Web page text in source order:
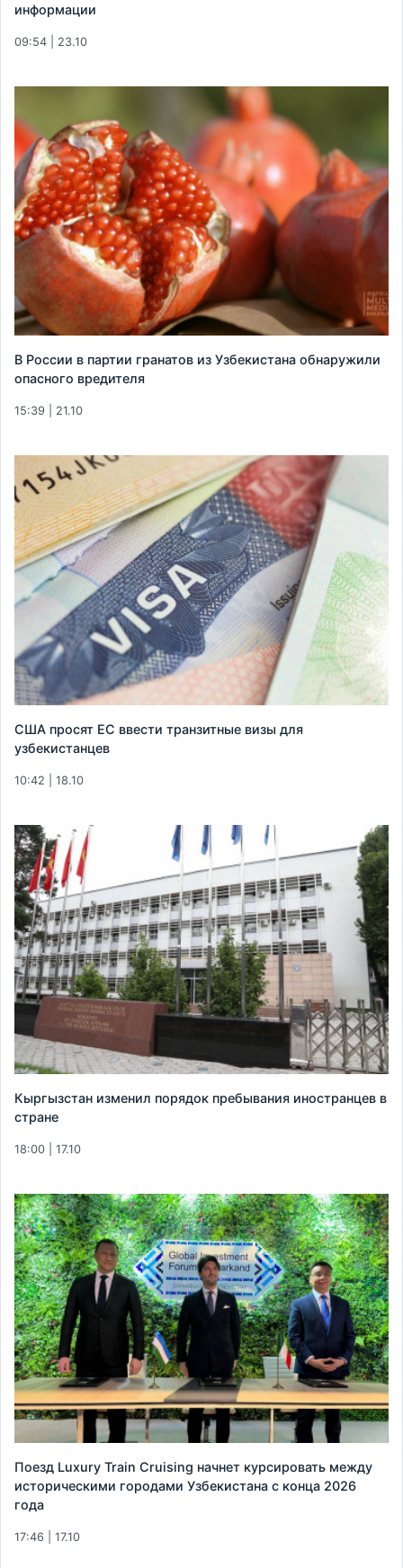
информации
09:54 | 23.10
В России в партии гранатов из Узбекистана обнаружили
опасного вредителя
15:39 | 21.10
США просят ЕС ввести транзитные визы для
узбекистанцев
10:42 | 18.10
Кыргызстан изменил порядок пребывания иностранцев в
стране
18:00 | 17.10
Поезд Luxury Train Cruising начнет курсировать между
историческими городами Узбекистана с конца 2026
года
17:46 | 17.10